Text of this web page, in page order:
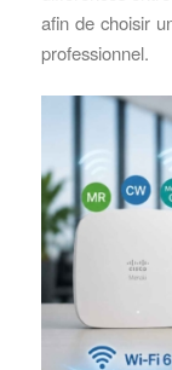
afin de choisir
professionnel.